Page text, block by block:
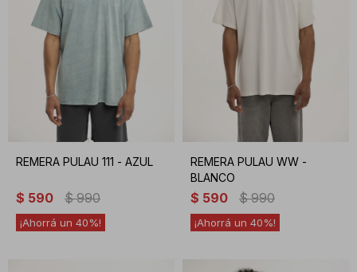
REMERA PULAU 111 - AZUL
$ 590 $ 990
40
REMERA PULAU WW -
BLANCO
$ 590 $ 990
40